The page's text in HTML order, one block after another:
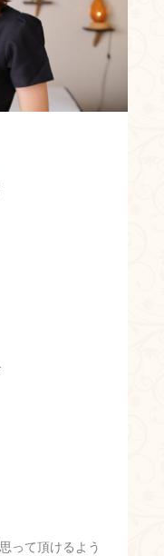
って頂けるよう